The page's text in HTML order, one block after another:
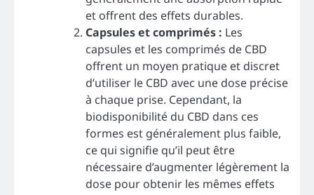
et offrent des effets durables.
Capsules et comprimés : Les
capsules et les comprimés de CBD
offrent un moyen pratique et discret
d’utiliser le CBD avec une dose précise
à chaque prise. Cependant, la
biodisponibilité du CBD dans ces
formes est généralement plus faible,
ce qui signifie qu’il peut être
nécessaire d’augmenter légèrement la
dose pour obtenir les mêmes effets